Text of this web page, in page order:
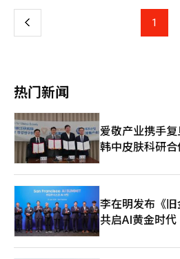
就是梅里茨。” 近期，홈플러스在流动性危机中持续进行门店缩减
和暂停营业的措施。此前，홈플러스已
企业一旦停止营业，几乎不可能恢复正
部停止营业，复苏程序的持续将变得困
序。” 资金困难也影响到了员工的工资支付。홈플러스尚未支付4
月份的工资，预计21日的5月份工资支付也面
向梅里茨请求在홈플러스快递出售尾
桥接贷款支持。同时，也要求在复苏程
和营业正常化的紧急运营资金（DIP）金融支持。 如
后果将非常严重。홈플러스表示：“梅
大部分债权，但次级债权人的回收率
出：“员工的就业不安、入驻企业的损
损失也可能扩大。” 接着，홈플러스呼吁梅里茨考虑社会责任，作
为包容性金融机构做出积极的决策。 另一方面，梅里茨金融对追
加资金支持持谨慎态度。业内人士透露
上 1
热门新闻
爱敬产业携手
韩中皮肤科研
李在明发布《
共启AI黄金时代